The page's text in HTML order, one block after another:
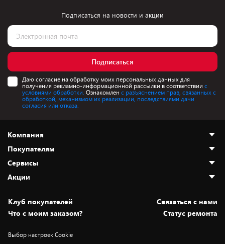
Подписаться на новости и акции
Подписаться
Даю согласие на обработку моих персональных данных для
получения рекламно-информационной рассылки в соответствии с
условиями обработки. Ознакомлен с разъяснением прав, связанных с
обработкой, механизмом их реализации, последствиями дачи
согласия или отказа.
Компания
О нас
Адреса магазинов
Новости
Статьи и обзоры
Вакансии
Дай пять добру!
Покупателям
Как сделать заказ
Оплата и доставка
Безналичный расчёт
Обмен и возврат товара
Обработка персональных данных
Сервисы
Установка техники
Для игровых консолей
Для мобильных устройств
Акции
Скидки и промокоды
Белорусские товары
Бонусы
Клуб покупателей
Cвязаться с нами
Что с моим заказом?
Статус ремонта
Выбор настроек Cookie